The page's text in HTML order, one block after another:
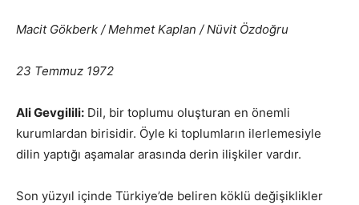
Macit Gökberk / Mehmet Kaplan / Nüvit Özdoğru
23 Temmuz 1972
Ali Gevgilili: Dil, bir toplumu oluşturan en önemli
kurumlardan birisidir. Öyle ki toplumların ilerlemesiyle
dilin yaptığı aşamalar arasında derin ilişkiler vardır.
Son yüzyıl içinde Türkiye’de beliren köklü değişiklikler